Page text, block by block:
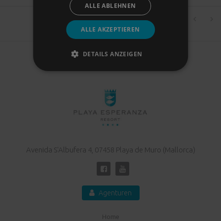
Zeilen pro Seite: 0–0 of 0
Avenida S'Albufera 4, 07458 Playa de Muro (Mallorca)
Agenturen
ALLE AKZEPTIEREN
ALLE ABLEHNEN
DETAILS ANZEIGEN